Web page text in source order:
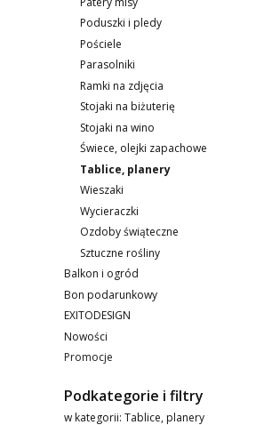
Poduszki i pledy
Pościele
Parasolniki
Ramki na zdjęcia
Stojaki na biżuterię
Stojaki na wino
Świece, olejki zapachowe
Tablice, planery
Wieszaki
Wycieraczki
Ozdoby świąteczne
Sztuczne rośliny
Balkon i ogród
Bon podarunkowy
EXITODESIGN
Nowości
Promocje
Podkategorie i filtry
w kategorii: Tablice, planery